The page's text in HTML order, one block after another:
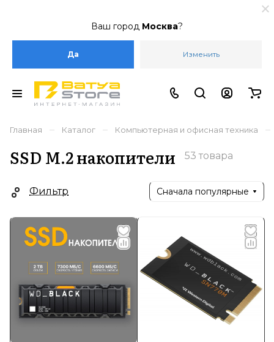
Ваш город Москва?
Да Изменить
Главная – Каталог – Компьютерная и офисная техника –
SSD M.2 накопители 53 товара
Фильтр Сначала популярные